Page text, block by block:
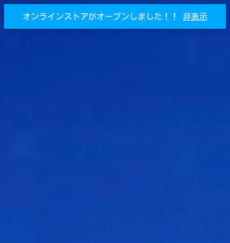
オンラインストアがオープンしました！！ 非表示